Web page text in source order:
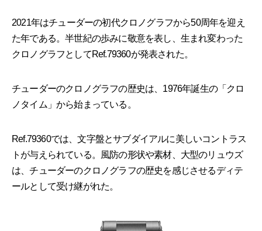
2021年はチューダーの初代クロノグラフから50周年を迎え
た年である。半世紀の歩みに敬意を表し、生まれ変わった
クロノグラフとしてRef.79360が発表された。
チューダーのクロノグラフの歴史は、1976年誕生の「クロ
ノタイム」から始まっている。
Ref.79360では、文字盤とサブダイアルに美しいコントラス
トが与えられている。風防の形状や素材、大型のリュウズ
は、チューダーのクロノグラフの歴史を感じさせるディテ
ールとして受け継がれた。